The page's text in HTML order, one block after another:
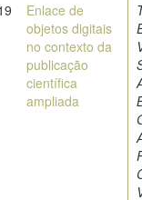
Enlace de
objetos digitais
no contexto da
publicação
científica
ampliada